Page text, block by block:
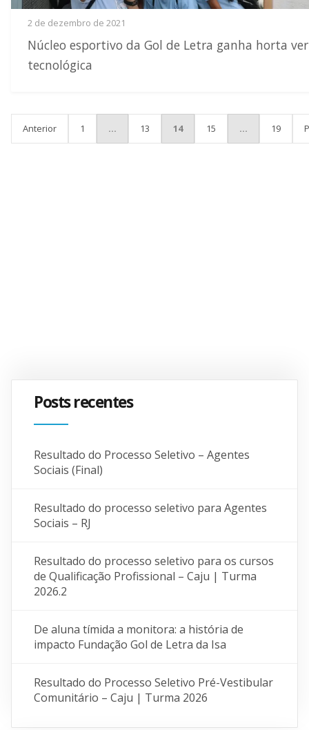
2 de dezembro de 2021
Núcleo esportivo da Gol de Letra ganha horta
tecnológica
PAGINAÇÃO DE POSTS
Anterior 1 … 13 14 15 … 19
Posts recentes
Resultado do Processo Seletivo – Agentes
Sociais (Final)
Resultado do processo seletivo para Agentes
Sociais – RJ
Resultado do processo seletivo para os cursos
de Qualificação Profissional – Caju | Turma
2026.2
De aluna tímida a monitora: a história de
impacto Fundação Gol de Letra da Isa
Resultado do Processo Seletivo Pré-Vestibular
Comunitário – Caju | Turma 2026